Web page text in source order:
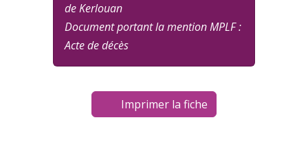
de Kerlouan
Document portant la mention MPLF :
Acte de décès
Imprimer la fiche